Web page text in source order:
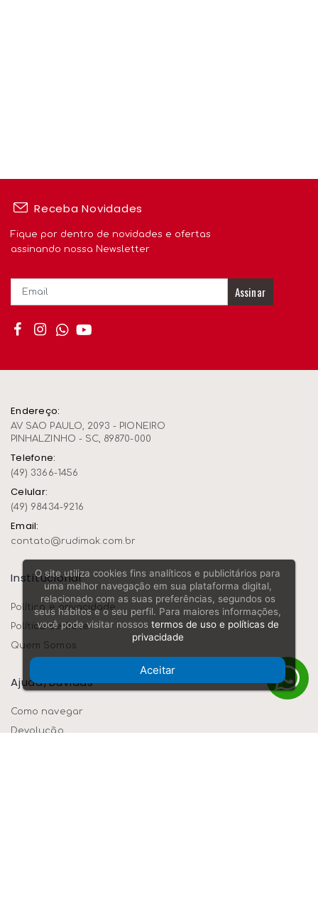
Receba Novidades
Fique por dentro de novidades e ofertas
assinando nossa Newsletter
Assinar
Endereço:
AV SAO PAULO, 2093 - PIONEIRO
PINHALZINHO - SC, 89870-000
Telefone:
(49) 3366-1456
Celular:
(49) 98434-9216
Email:
contato@rudimak.com.br
Institucional
Política e privacidade
Política de frete
Quem Somos
Ajuda/dúvidas
Como navegar
Devolução
O site utiliza cookies fins analíticos e publicitários para
uma melhor navegação em sua plataforma digital,
relacionado com as suas preferências, segundos os
seus hábitos e o seu perfil. Para maiores informações,
você pode visitar nossos termos de uso e políticas de
privacidade
Aceitar